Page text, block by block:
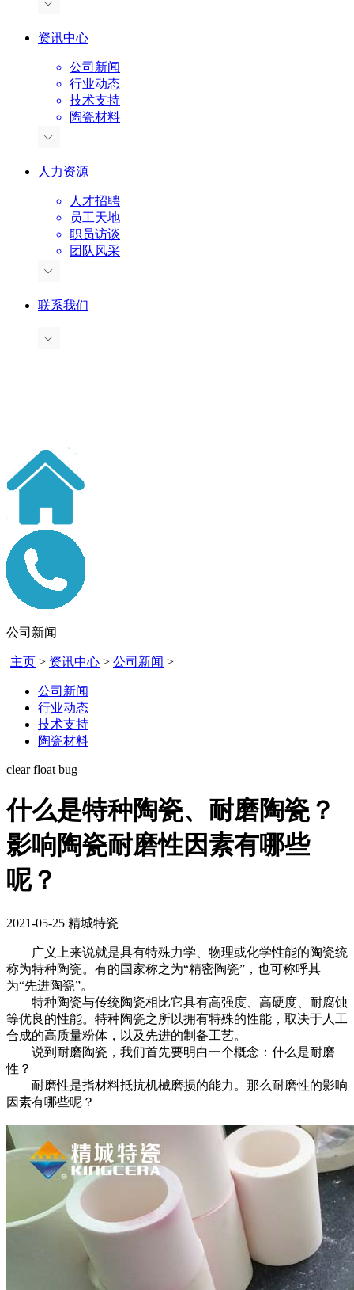
资讯中心
公司新闻
行业动态
技术支持
陶瓷材料
人力资源
人才招聘
员工天地
职员访谈
团队风采
联系我们
公司新闻
主页 > 资讯中心 > 公司新闻 >
公司新闻
行业动态
技术支持
陶瓷材料
clear float bug
什么是特种陶瓷、耐磨陶瓷？
影响陶瓷耐磨性因素有哪些
呢？
2021-05-25 精城特瓷
广义上来说就是具有特殊力学、物理或化学性能的陶瓷统
称为特种陶瓷。有的国家称之为“精密陶瓷”，也可称呼其
为“先进陶瓷”。
特种陶瓷与传统陶瓷相比它具有高强度、高硬度、耐腐蚀
等优良的性能。特种陶瓷之所以拥有特殊的性能，取决于人工
合成的高质量粉体，以及先进的制备工艺。
说到耐磨陶瓷，我们首先要明白一个概念：什么是耐磨
性？
耐磨性是指材料抵抗机械磨损的能力。那么耐磨性的影响
因素有哪些呢？